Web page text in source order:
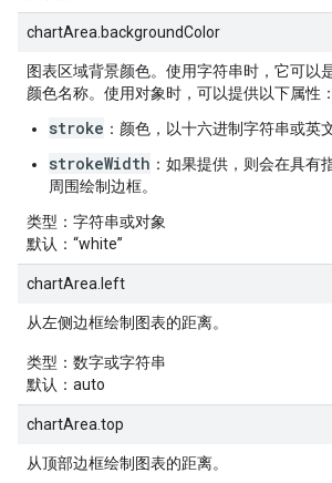
chartArea.backgroundColor
图表区域背景颜色。使用字符串时，它可
颜色名称。使用对象时，可以提供以下属性：
stroke ：颜色，以十六进制字符串或英
strokeWidth ：如果提供，则会在具有
周围绘制边框。
类型 ：字符串或对象
默认 ：“white”
chartArea.left
从左侧边框绘制图表的距离。
类型 ：数字或字符串
默认 ：auto
chartArea.top
从顶部边框绘制图表的距离。